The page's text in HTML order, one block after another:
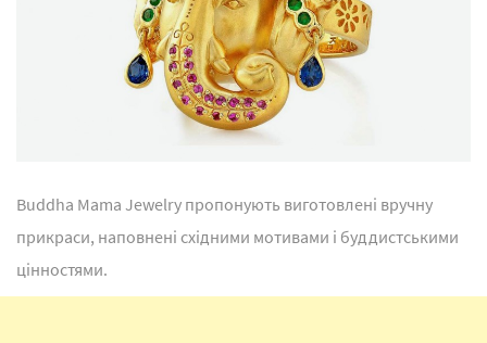
Buddha Mama Jewelry пропонують виготовлені вручну
прикраси, наповнені східними мотивами і буддистськими
цінностями.